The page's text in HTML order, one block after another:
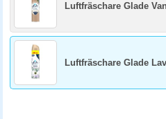
Luftfräschare Glade
Luftfräschare Glade